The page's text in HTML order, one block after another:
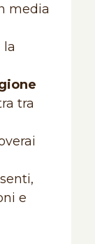
media
la
tra
e